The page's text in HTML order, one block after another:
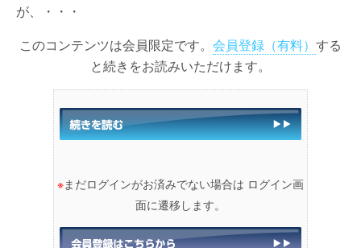
が、・・・
このコンテンツは会員限定です。 会員登録（有料） する
と続きをお読みいただけます。
※まだログインがお済みでない場合は ログイン画
面に遷移します。